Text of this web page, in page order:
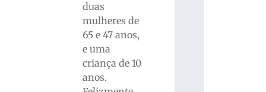
duas
mulheres de
65 e 47 anos,
e uma
criança de 10
anos.